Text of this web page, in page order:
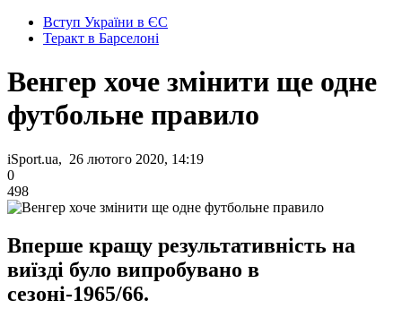
Вступ України в ЄС
Теракт в Барселоні
Венгер хоче змінити ще одне
футбольне правило
iSport.ua, 26 лютого 2020, 14:19
0
498
Вперше кращу результативність на
виїзді було випробувано в
сезоні-1965/66.